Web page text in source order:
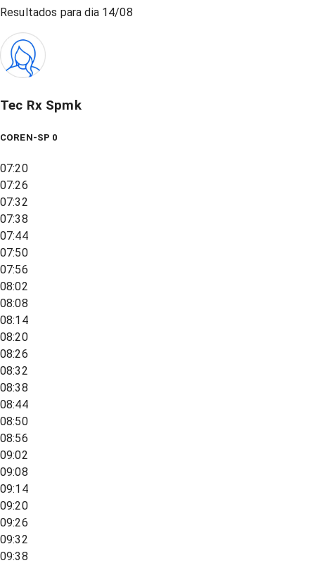
Resultados para dia 14/08
Tec Rx Spmk
COREN-SP 0
07:20
07:26
07:32
07:38
07:44
07:50
07:56
08:02
08:08
08:14
08:20
08:26
08:32
08:38
08:44
08:50
08:56
09:02
09:08
09:14
09:20
09:26
09:32
09:38